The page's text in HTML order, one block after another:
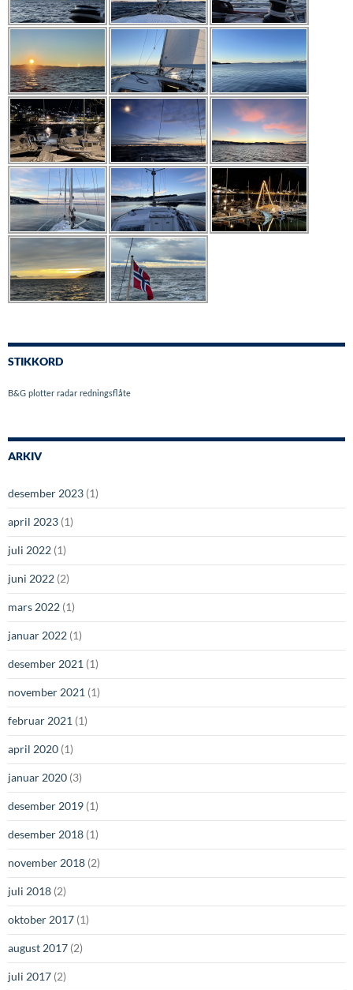
STIKKORD
B&G plotter radar redningsflåte
ARKIV
desember 2023 (1)
april 2023 (1)
juli 2022 (1)
juni 2022 (2)
mars 2022 (1)
januar 2022 (1)
desember 2021 (1)
november 2021 (1)
februar 2021 (1)
april 2020 (1)
januar 2020 (3)
desember 2019 (1)
desember 2018 (1)
november 2018 (2)
juli 2018 (2)
oktober 2017 (1)
august 2017 (2)
juli 2017 (2)